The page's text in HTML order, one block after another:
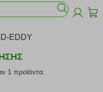
1 προϊόντα.